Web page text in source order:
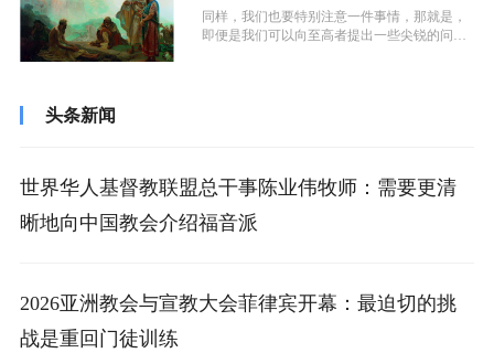
同样，我们也要特别注意一件事情，那就是，
即便是我们可以向至高者提出一些尖锐的问题
头条新闻
世界华人基督教联盟总干事陈业伟牧师：需要更清
晰地向中国教会介绍福音派
2026亚洲教会与宣教大会菲律宾开幕：最迫切的挑
战是重回门徒训练